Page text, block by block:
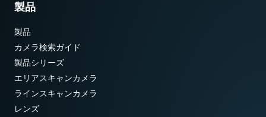
製品
製品
カメラ検索ガイド
製品シリーズ
エリアスキャンカメラ
ラインスキャンカメラ
レンズ